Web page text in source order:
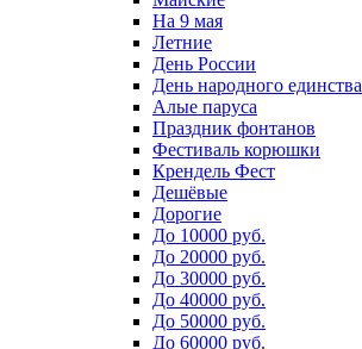
На 9 мая
Летние
День России
День народного единства
Алые паруса
Праздник фонтанов
Фестиваль корюшки
Крендель Фест
Дешёвые
Дорогие
До 10000 руб.
До 20000 руб.
До 30000 руб.
До 40000 руб.
До 50000 руб.
До 60000 руб.